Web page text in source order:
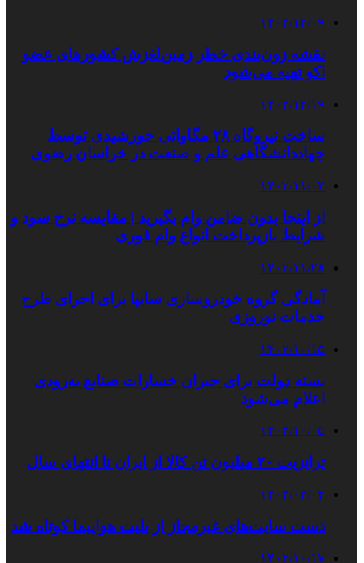
۱۴۰۲/۱۲/۰۹
نقشه زون‌بندی خطر زمین‌لغزش کشورهای عضو
اکو تهیه می‌شود
۱۴۰۲/۱۲/۱۹
ساخت نیروگاه ۲۸ مگاواتی خورشیدی توسط
جهاددانشگاهی علم و صنعت در خراسان رضوی
۱۴۰۲/۱۱/۰۳
از اینجا بدون ضامن وام بگیرید | مقایسه نرخ سود و
شرایط بازپرداخت انواع وام فوری
۱۴۰۲/۱۱/۲۸
آمادگی گروه خودروسازی سایپا برای اجرای طرح
خدمات نوروزی
۱۴۰۲/۱۰/۱۵
بسته دولت برای جبران خسارات صنایع به‌زودی
اعلام می‌شود
۱۴۰۳/۱۰/۰۵
ترانزیت ۲۰ میلیون تن کالا از ایران تا انتهای سال
۱۴۰۴/۰۳/۰۲
دست سایت‌های غیرمجاز از بلیت هواپیما کوتاه شد
۱۴۰۲/۱۰/۱۷